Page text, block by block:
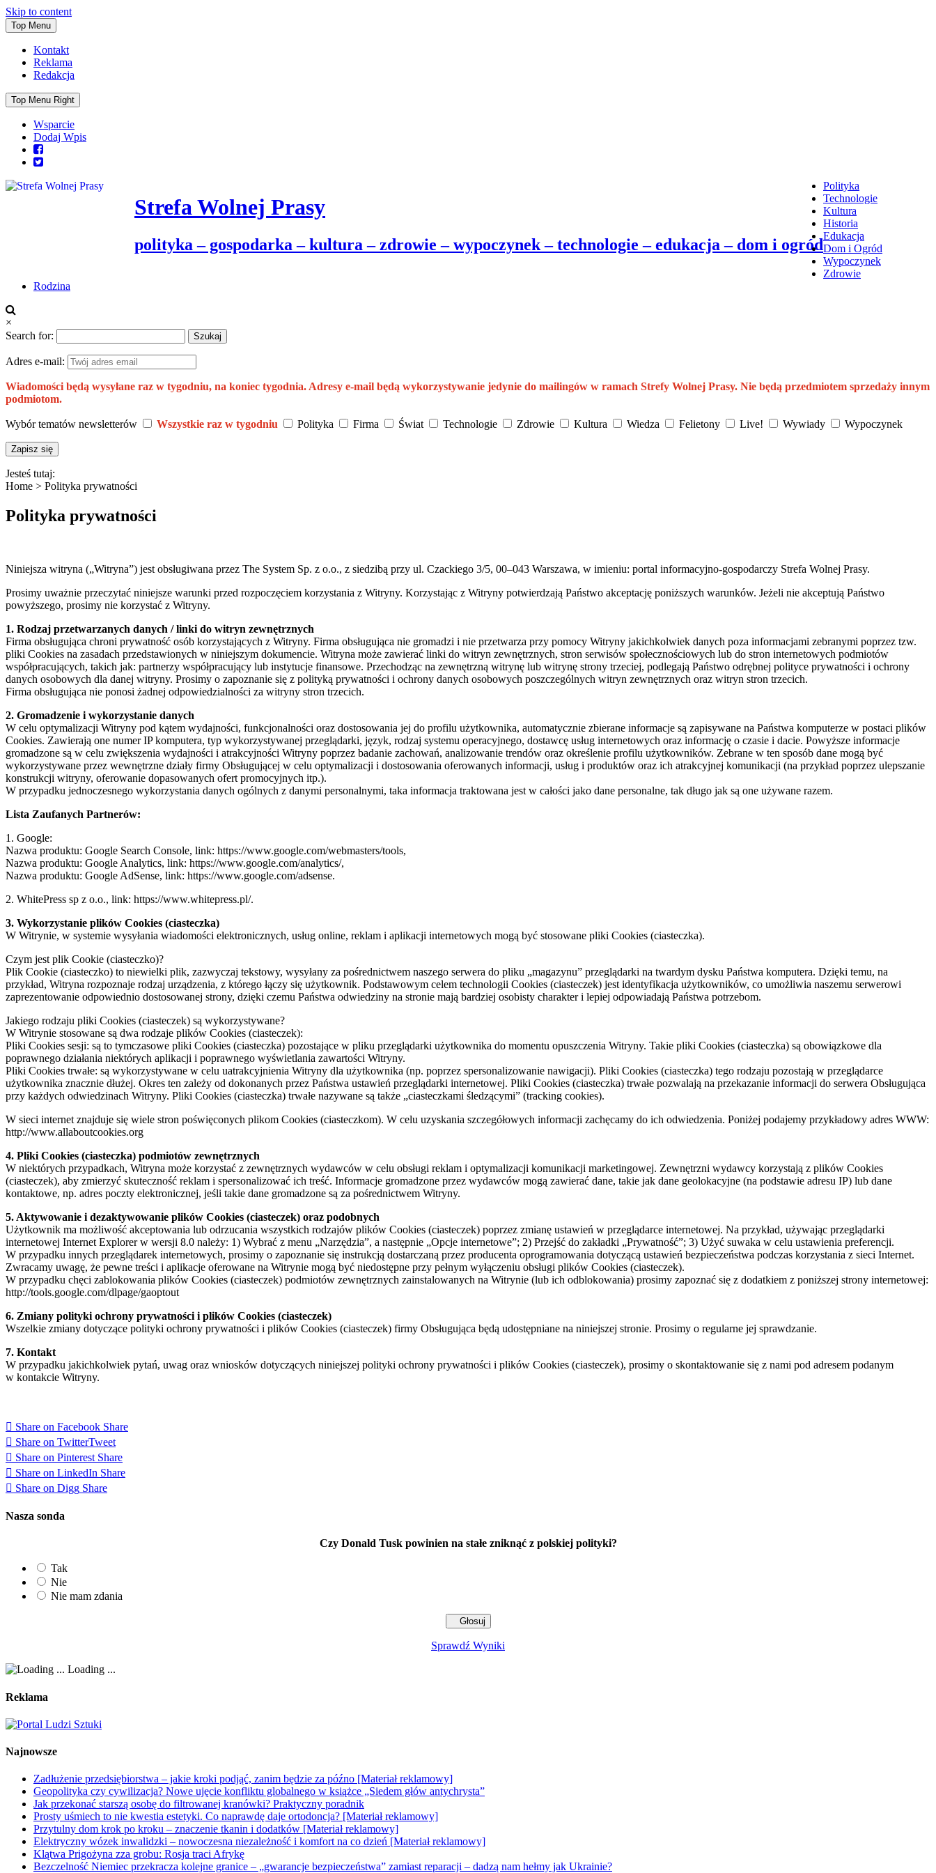
Skip to content
Top Menu
Kontakt
Reklama
Redakcja
Top Menu Right
Wsparcie
Dodaj Wpis
Strefa Wolnej Prasy
polityka – gospodarka – kultura – zdrowie – wypoczynek – technologie – edukacja – dom i ogród
Polityka
Technologie
Kultura
Historia
Edukacja
Dom i Ogród
Wypoczynek
Zdrowie
Rodzina
×
Search for:
Adres e-mail:
Wiadomości będą wysyłane raz w tygodniu, na koniec tygodnia. Adresy e-mail będą wykorzystywanie jedynie do mailingów w ramach Strefy Wolnej Prasy. Nie będą przedmiotem sprzedaży innym
podmiotom.
Wybór tematów newsletterów Wszystkie raz w tygodniu Polityka Firma Świat Technologie Zdrowie Kultura Wiedza Felietony Live! Wywiady Wypoczynek
Jesteś tutaj:
Home > Polityka prywatności
Polityka prywatności
Niniejsza witryna („Witryna”) jest obsługiwana przez The System Sp. z o.o., z siedzibą przy ul. Czackiego 3/5, 00–043 Warszawa, w imieniu: portal informacyjno-gospodarczy Strefa Wolnej Prasy.
Prosimy uważnie przeczytać niniejsze warunki przed rozpoczęciem korzystania z Witryny. Korzystając z Witryny potwierdzają Państwo akceptację poniższych warunków. Jeżeli nie akceptują Państwo
powyższego, prosimy nie korzystać z Witryny.
1. Rodzaj przetwarzanych danych / linki do witryn zewnętrznych
Firma obsługująca chroni prywatność osób korzystających z Witryny. Firma obsługująca nie gromadzi i nie przetwarza przy pomocy Witryny jakichkolwiek danych poza informacjami zebranymi poprzez tzw.
pliki Cookies na zasadach przedstawionych w niniejszym dokumencie. Witryna może zawierać linki do witryn zewnętrznych, stron serwisów społecznościowych lub do stron internetowych podmiotów
współpracujących, takich jak: partnerzy współpracujący lub instytucje finansowe. Przechodząc na zewnętrzną witrynę lub witrynę strony trzeciej, podlegają Państwo odrębnej polityce prywatności i ochrony
danych osobowych dla danej witryny. Prosimy o zapoznanie się z polityką prywatności i ochrony danych osobowych poszczególnych witryn zewnętrznych oraz witryn stron trzecich.
Firma obsługująca nie ponosi żadnej odpowiedzialności za witryny stron trzecich.
2. Gromadzenie i wykorzystanie danych
W celu optymalizacji Witryny pod kątem wydajności, funkcjonalności oraz dostosowania jej do profilu użytkownika, automatycznie zbierane informacje są zapisywane na Państwa komputerze w postaci plików
Cookies. Zawierają one numer IP komputera, typ wykorzystywanej przeglądarki, język, rodzaj systemu operacyjnego, dostawcę usług internetowych oraz informację o czasie i dacie. Powyższe informacje
gromadzone są w celu zwiększenia wydajności i atrakcyjności Witryny poprzez badanie zachowań, analizowanie trendów oraz określenie profilu użytkowników. Zebrane w ten sposób dane mogą być
wykorzystywane przez wewnętrzne działy firmy Obsługującej w celu optymalizacji i dostosowania oferowanych informacji, usług i produktów oraz ich atrakcyjnej komunikacji (na przykład poprzez ulepszanie
konstrukcji witryny, oferowanie dopasowanych ofert promocyjnych itp.).
W przypadku jednoczesnego wykorzystania danych ogólnych z danymi personalnymi, taka informacja traktowana jest w całości jako dane personalne, tak długo jak są one używane razem.
Lista Zaufanych Partnerów:
1. Google:
Nazwa produktu: Google Search Console, link: https://www.google.com/webmasters/tools,
Nazwa produktu: Google Analytics, link: https://www.google.com/analytics/,
Nazwa produktu: Google AdSense, link: https://www.google.com/adsense.
2. WhitePress sp z o.o., link: https://www.whitepress.pl/.
3. Wykorzystanie plików Cookies (ciasteczka)
W Witrynie, w systemie wysyłania wiadomości elektronicznych, usług online, reklam i aplikacji internetowych mogą być stosowane pliki Cookies (ciasteczka).
Czym jest plik Cookie (ciasteczko)?
Plik Cookie (ciasteczko) to niewielki plik, zazwyczaj tekstowy, wysyłany za pośrednictwem naszego serwera do pliku „magazynu” przeglądarki na twardym dysku Państwa komputera. Dzięki temu, na
przykład, Witryna rozpoznaje rodzaj urządzenia, z którego łączy się użytkownik. Podstawowym celem technologii Cookies (ciasteczek) jest identyfikacja użytkowników, co umożliwia naszemu serwerowi
zaprezentowanie odpowiednio dostosowanej strony, dzięki czemu Państwa odwiedziny na stronie mają bardziej osobisty charakter i lepiej odpowiadają Państwa potrzebom.
Jakiego rodzaju pliki Cookies (ciasteczek) są wykorzystywane?
W Witrynie stosowane są dwa rodzaje plików Cookies (ciasteczek):
Pliki Cookies sesji: są to tymczasowe pliki Cookies (ciasteczka) pozostające w pliku przeglądarki użytkownika do momentu opuszczenia Witryny. Takie pliki Cookies (ciasteczka) są obowiązkowe dla
poprawnego działania niektórych aplikacji i poprawnego wyświetlania zawartości Witryny.
Pliki Cookies trwałe: są wykorzystywane w celu uatrakcyjnienia Witryny dla użytkownika (np. poprzez spersonalizowanie nawigacji). Pliki Cookies (ciasteczka) tego rodzaju pozostają w przeglądarce
użytkownika znacznie dłużej. Okres ten zależy od dokonanych przez Państwa ustawień przeglądarki internetowej. Pliki Cookies (ciasteczka) trwałe pozwalają na przekazanie informacji do serwera Obsługująca
przy każdych odwiedzinach Witryny. Pliki Cookies (ciasteczka) trwałe nazywane są także „ciasteczkami śledzącymi” (tracking cookies).
W sieci internet znajduje się wiele stron poświęconych plikom Cookies (ciasteczkom). W celu uzyskania szczegółowych informacji zachęcamy do ich odwiedzenia. Poniżej podajemy przykładowy adres WWW:
http://www.allaboutcookies.org
4. Pliki Cookies (ciasteczka) podmiotów zewnętrznych
W niektórych przypadkach, Witryna może korzystać z zewnętrznych wydawców w celu obsługi reklam i optymalizacji komunikacji marketingowej. Zewnętrzni wydawcy korzystają z plików Cookies
(ciasteczek), aby zmierzyć skuteczność reklam i spersonalizować ich treść. Informacje gromadzone przez wydawców mogą zawierać dane, takie jak dane geolokacyjne (na podstawie adresu IP) lub dane
kontaktowe, np. adres poczty elektronicznej, jeśli takie dane gromadzone są za pośrednictwem Witryny.
5. Aktywowanie i dezaktywowanie plików Cookies (ciasteczek) oraz podobnych
Użytkownik ma możliwość akceptowania lub odrzucania wszystkich rodzajów plików Cookies (ciasteczek) poprzez zmianę ustawień w przeglądarce internetowej. Na przykład, używając przeglądarki
internetowej Internet Explorer w wersji 8.0 należy: 1) Wybrać z menu „Narzędzia”, a następnie „Opcje internetowe”; 2) Przejść do zakładki „Prywatność”; 3) Użyć suwaka w celu ustawienia preferencji.
W przypadku innych przeglądarek internetowych, prosimy o zapoznanie się instrukcją dostarczaną przez producenta oprogramowania dotyczącą ustawień bezpieczeństwa podczas korzystania z sieci Internet.
Zwracamy uwagę, że pewne treści i aplikacje oferowane na Witrynie mogą być niedostępne przy pełnym wyłączeniu obsługi plików Cookies (ciasteczek).
W przypadku chęci zablokowania plików Cookies (ciasteczek) podmiotów zewnętrznych zainstalowanych na Witrynie (lub ich odblokowania) prosimy zapoznać się z dodatkiem z poniższej strony internetowej:
http://tools.google.com/dlpage/gaoptout
6. Zmiany polityki ochrony prywatności i plików Cookies (ciasteczek)
Wszelkie zmiany dotyczące polityki ochrony prywatności i plików Cookies (ciasteczek) firmy Obsługująca będą udostępniane na niniejszej stronie. Prosimy o regularne jej sprawdzanie.
7. Kontakt
W przypadku jakichkolwiek pytań, uwag oraz wniosków dotyczących niniejszej polityki ochrony prywatności i plików Cookies (ciasteczek), prosimy o skontaktowanie się z nami pod adresem podanym
w kontakcie Witryny.
Share on Facebook Share
Share on TwitterTweet
Share on Pinterest Share
Share on LinkedIn Share
Share on Digg Share
Nasza sonda
Czy Donald Tusk powinien na stałe zniknąć z polskiej polityki?
Tak
Nie
Nie mam zdania
Sprawdź Wyniki
Loading ...
Reklama
Najnowsze
Zadłużenie przedsiębiorstwa – jakie kroki podjąć, zanim będzie za późno [Materiał reklamowy]
Geopolityka czy cywilizacja? Nowe ujęcie konfliktu globalnego w książce „Siedem głów antychrysta”
Jak przekonać starszą osobę do filtrowanej kranówki? Praktyczny poradnik
Prosty uśmiech to nie kwestia estetyki. Co naprawdę daje ortodoncja? [Materiał reklamowy]
Przytulny dom krok po kroku – znaczenie tkanin i dodatków [Materiał reklamowy]
Elektryczny wózek inwalidzki – nowoczesna niezależność i komfort na co dzień [Materiał reklamowy]
Klątwa Prigożyna zza grobu: Rosja traci Afrykę
Bezczelność Niemiec przekracza kolejne granice – „gwarancje bezpieczeństwa” zamiast reparacji – dadzą nam hełmy jak Ukrainie?